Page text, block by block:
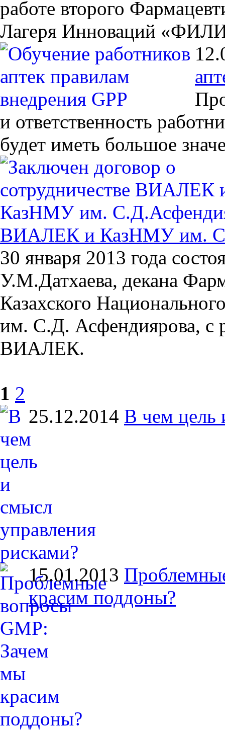
работе второго
Лагеря Инноваций
и ответственность
будет иметь большое
ВИАЛЕК и КазНМУ им.
30 января 2013 года
У.М.Датхаева, декана
Казахского
им. С.Д. Асфендиярова, с
ВИАЛЕК.
1 2
25.12.2014 В чем цель
15.01.2013
красим поддоны?